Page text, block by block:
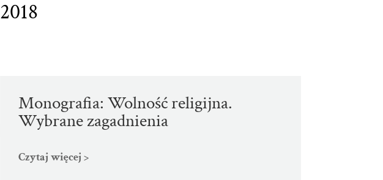
2018
Monografia: Wolność religijna.
Wybrane zagadnienia
Czytaj więcej >